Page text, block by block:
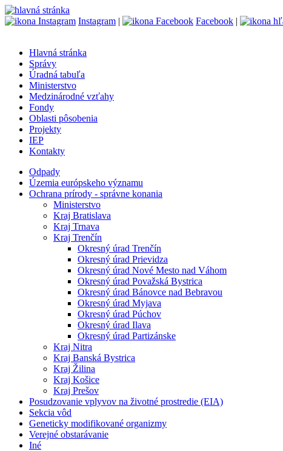
Instagram | Facebook |
Hlavná stránka
Správy
Úradná tabuľa
Ministerstvo
Medzinárodné vzťahy
Fondy
Oblasti pôsobenia
Projekty
IEP
Kontakty
Odpady
Územia európskeho významu
Ochrana prírody - správne konania
Ministerstvo
Kraj Bratislava
Kraj Trnava
Kraj Trenčín
Okresný úrad Trenčín
Okresný úrad Prievidza
Okresný úrad Nové Mesto nad Váhom
Okresný úrad Považská Bystrica
Okresný úrad Bánovce nad Bebravou
Okresný úrad Myjava
Okresný úrad Púchov
Okresný úrad Ilava
Okresný úrad Partizánske
Kraj Nitra
Kraj Banská Bystrica
Kraj Žilina
Kraj Košice
Kraj Prešov
Posudzovanie vplyvov na životné prostredie (EIA)
Sekcia vôd
Geneticky modifikované organizmy
Verejné obstarávanie
Iné